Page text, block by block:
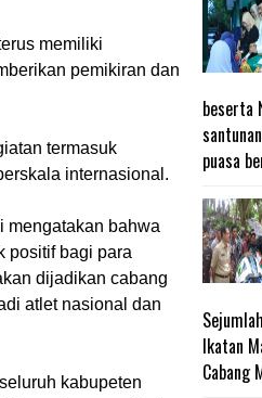
memiliki
pemikiran dan
termasuk
internasional.
mengatakan bahwa
positif bagi para
dijadikan cabang
atlet nasional dan
kabupeten
beserta
puasa
Ikatan
Cabang